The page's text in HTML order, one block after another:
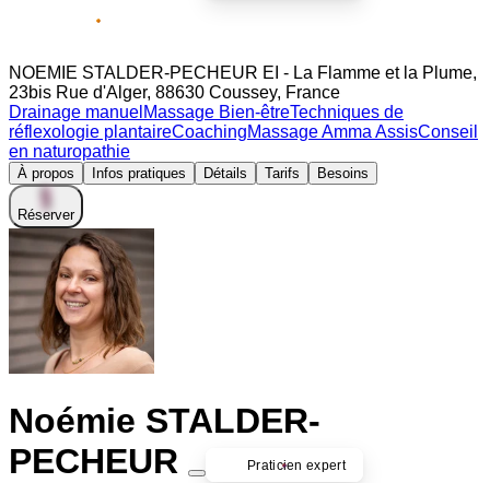
Partenaire premium
NOEMIE STALDER-PECHEUR EI - La Flamme et la Plume,
23bis Rue d'Alger, 88630 Coussey, France
Drainage manuel Massage Bien-êtreTechniques de
réflexologie plantaireCoachingMassage Amma AssisConseil
en naturopathie
À propos Infos pratiques Détails Tarifs Besoins
Réserver
Noémie STALDER-
PECHEUR
Praticien expert